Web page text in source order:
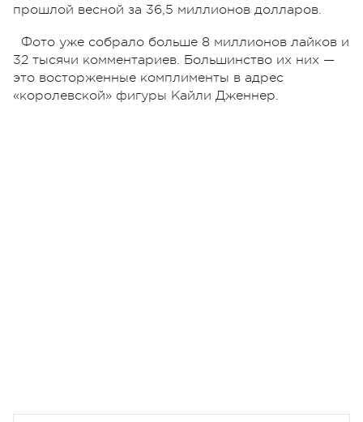
прошлой весной за 36,5 миллионов долларов.
Фото уже собрало больше 8 миллионов лайков и
32 тысячи комментариев. Большинство их них —
это восторженные комплименты в адрес
«королевской» фигуры Кайли Дженнер.